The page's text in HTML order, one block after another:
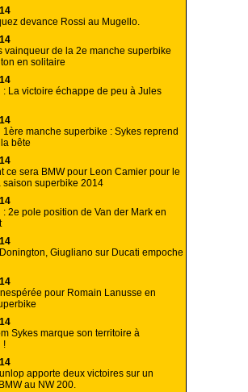
devance Rossi au Mugello.
vainqueur de la 2e manche superbike
en solitaire
: La victoire échappe de peu à Jules
1ère manche superbike : Sykes reprend
bête
ce sera BMW pour Leon Camier pour le
saison superbike 2014
: 2e pole position de Van der Mark en
Giugliano sur Ducati empoche
pour Romain Lanusse en
Sykes marque son territoire à
!
apporte deux victoires sur un
au NW 200.